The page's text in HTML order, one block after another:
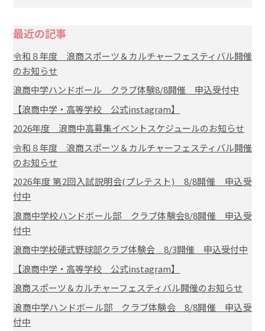
最近の記事
令和８年度 浪商スポーツ＆カルチャーフェスティバル開催
のお知らせ
浪商中学ハンドボール クラブ体験8/8開催 申込受付中
【浪商中学・高等学校 公式instagram】
2026年度 浪商中高募集イベントスケジュールのお知らせ
令和８年度 浪商スポーツ＆カルチャーフェスティバル開催
のお知らせ
2026年度 第2回入試説明会(プレテスト) 8/8開催 申込受
付中
浪商中学校ハンドボール部 クラブ体験会8/8開催 申込受
付中
浪商中学校硬式野球部クラブ体験会 8/3開催 申込受付中
【浪商中学・高等学校 公式instagram】
浪商スポーツ＆カルチャーフェスティバル開催のお知らせ
浪商中学ハンドボール部 クラブ体験会 8/8開催 申込受
付中